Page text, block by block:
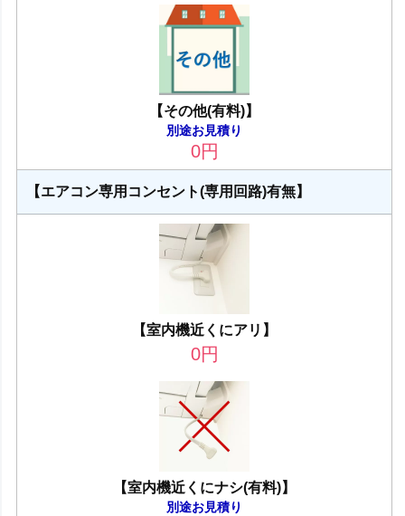
【その他(有料)】
別途お見積り
0円
【エアコン専用コンセント(専用回路)有無】
【室内機近くにアリ】
0円
【室内機近くにナシ(有料)】
別途お見積り